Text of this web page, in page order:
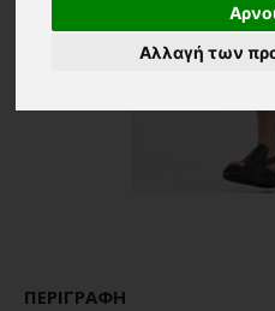
Αλλαγή των
ΠΕΡΙΓΡΑΦΉ